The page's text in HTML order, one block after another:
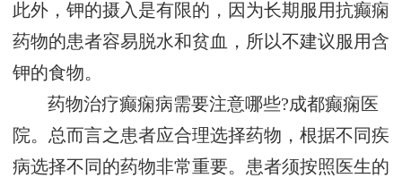
此外，钾的摄入是有限的，因为长期服用抗癫痫
药物的患者容易脱水和贫血，所以不建议服用含
钾的食物。
药物治疗癫痫病需要注意哪些?成都癫痫医
院。总而言之患者应合理选择药物，根据不同疾
病选择不同的药物非常重要。患者须按照医生的